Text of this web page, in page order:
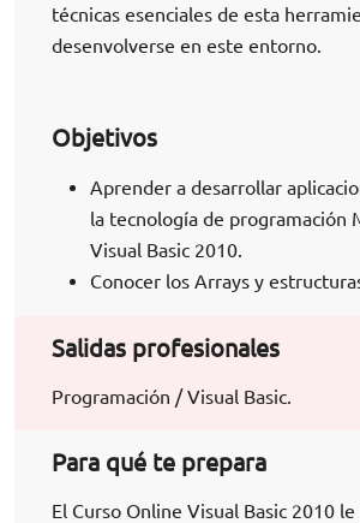
técnicas esenciales de esta
desenvolverse en este entorno.
Objetivos
Aprender a desarrollar
la tecnología de programación
Visual Basic 2010.
Conocer los Arrays y
Salidas profesionales
Programación / Visual Basic.
Para qué te prepara
El Curso Online Visual Basic 2010